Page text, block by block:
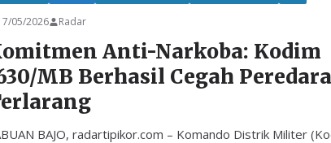
05/2026 Radar
Anti-Narkoba: Kodim
MB Berhasil Cegah
BAJO, radartipikor.com – Komando Distrik Militer